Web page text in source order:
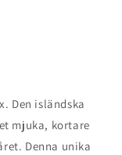
Den isländska
mjuka, kortare
Denna unika